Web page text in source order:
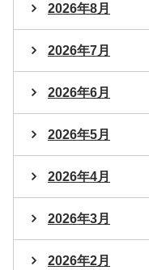
2026年8月
2026年7月
2026年6月
2026年5月
2026年4月
2026年3月
2026年2月